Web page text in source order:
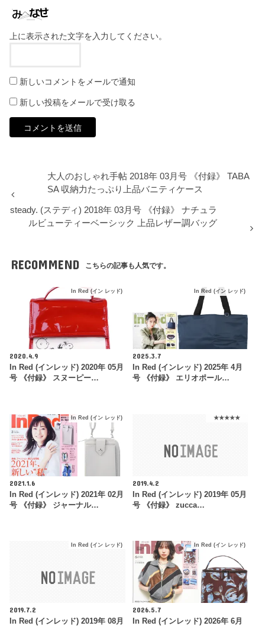
上に表示された文字を入力してください。
新しいコメントをメールで通知
新しい投稿をメールで受け取る
大人のおしゃれ手帖 2018年 03月号 《付録》 TABA
SA 収納力たっぷり上品バニティケース
steady. (ステディ) 2018年 03月号 《付録》 ナチュラ
ルビューティーベーシック 上品レザー調バッグ
RECOMMEND こちらの記事も人気です。
In Red (イン レッド)
2020.4.9
In Red (インレッド) 2020年 05月
号 《付録》 スヌーピー…
In Red (イン レッド)
2025.3.7
In Red (インレッド) 2025年 4月
号 《付録》 エリオポール…
In Red (イン レッド)
2021.1.6
In Red (インレッド) 2021年 02月
号 《付録》 ジャーナル…
★★★★★
2019.4.2
In Red (インレッド) 2019年 05月
号 《付録》 zucca…
In Red (イン レッド)
2019.7.2
In Red (インレッド) 2019年 08月
In Red (イン レッド)
2026.5.7
In Red (インレッド) 2026年 6月